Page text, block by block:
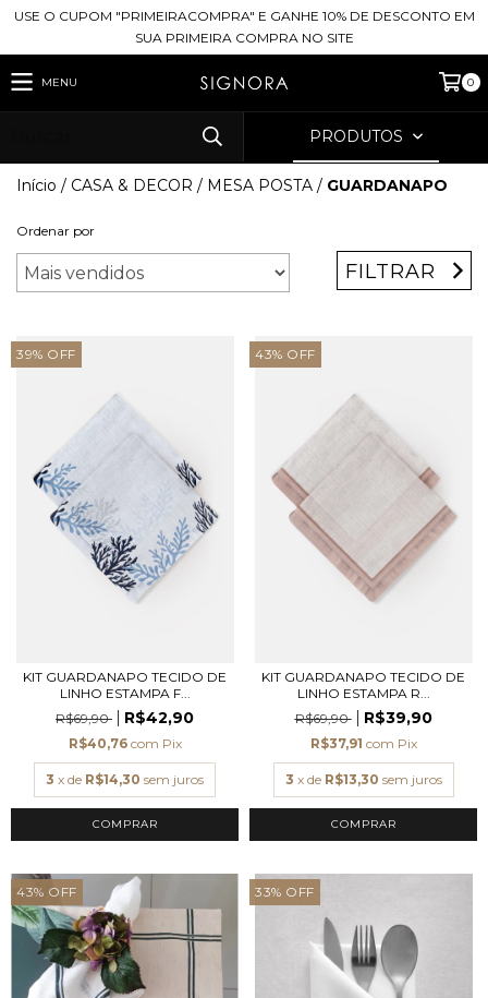
USE O CUPOM "PRIMEIRACOMPRA" E GANHE 10% DE DESCONTO EM
SUA PRIMEIRA COMPRA NO SITE
MENU 0
PRODUTOS
Início / CASA & DECOR / MESA POSTA / GUARDANAPO
Ordenar por
FILTRAR
39% OFF
KIT GUARDANAPO TECIDO DE
LINHO ESTAMPA F...
R$69,90
R$42,90
R$40,76 com Pix
3 x de R$14,30 sem juros
43% OFF
KIT GUARDANAPO TECIDO DE
LINHO ESTAMPA R...
R$69,90
R$39,90
R$37,91 com Pix
3 x de R$13,30 sem juros
43% OFF 33% OFF